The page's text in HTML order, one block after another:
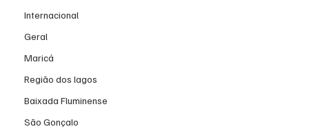
Internacional
Geral
Maricá
Região dos lagos
Baixada Fluminense
São Gonçalo